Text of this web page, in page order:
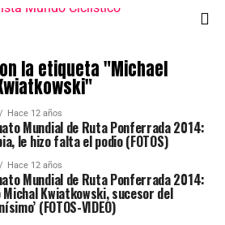
la etiqueta "Michael
Hace 12 años
Mundial de Ruta Ponferrada 2014:
le hizo falta el podio (FOTOS)
Hace 12 años
Mundial de Ruta Ponferrada 2014:
Michal Kwiatkowski, sucesor del
(FOTOS-VIDEO)